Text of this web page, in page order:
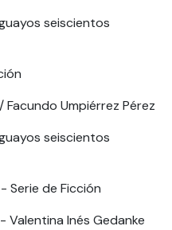
seiscientos
Umpiérrez Pérez
seiscientos
- Serie de Ficción
Valentina Inés Gedanke